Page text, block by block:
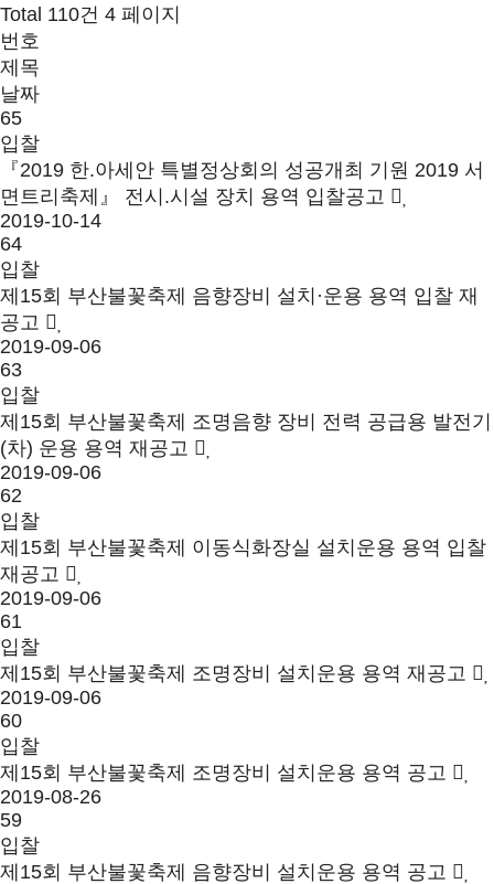
Total 110건 4 페이지
번호
제목
날짜
65
입찰
『2019 한.아세안 특별정상회의 성공개최 기원 2019 서
면트리축제』 전시.시설 장치 용역 입찰공고
2019-10-14
64
입찰
제15회 부산불꽃축제 음향장비 설치·운용 용역 입찰 재
공고
2019-09-06
63
입찰
제15회 부산불꽃축제 조명음향 장비 전력 공급용 발전기
(차) 운용 용역 재공고
2019-09-06
62
입찰
제15회 부산불꽃축제 이동식화장실 설치운용 용역 입찰
재공고
2019-09-06
61
입찰
제15회 부산불꽃축제 조명장비 설치운용 용역 재공고
2019-09-06
60
입찰
제15회 부산불꽃축제 조명장비 설치운용 용역 공고
2019-08-26
59
입찰
제15회 부산불꽃축제 음향장비 설치운용 용역 공고